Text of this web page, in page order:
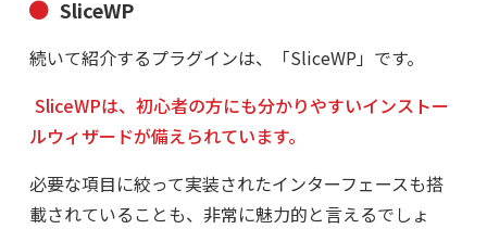
SliceWP
続いて紹介するプラグインは、「SliceWP」です。
SliceWPは、初心者の方にも分かりやすいインストー
ルウィザードが備えられています。
必要な項目に絞って実装されたインターフェースも搭
載されていることも、非常に魅力的と言えるでしょ